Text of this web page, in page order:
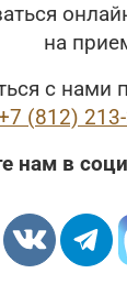
на
с нами
(812)
нам в